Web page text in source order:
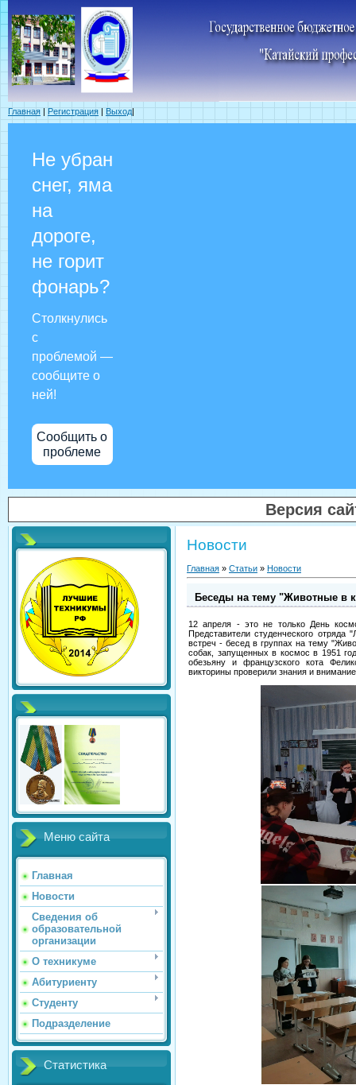
Главная | Регистрация | Выход|
Не убран
снег, яма
на
дороге,
не горит
фонарь?
Столкнулись
с
проблемой —
сообщите о
ней!
Сообщить о
проблеме
Версия
Меню сайта
Главная
Новости
Сведения об
образовательной
организации
О техникуме
Абитуриенту
Студенту
Подразделение
Статистика
Новости
Главная » Статьи » Новости
Беседы на тему "Животные в
12 апреля - это не только День
Представители студенческого
встреч - бесед в группах на тему
собак, запущенных в космос в 1951
обезьяну и французского кота
викторины проверили знания и